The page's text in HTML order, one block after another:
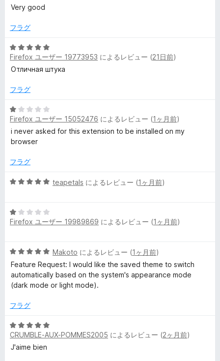
価
5
評
段
中
の
評
価
Very good
フラグ
5
段
階
5
評
価
Firefox ユーザー 19773953 によるレビュー (21日前)
Отличная штука
フラグ
5
段
階
中
の
価
Firefox ユーザー 15052476 によるレビュー (1ヶ月前)
i never asked for this extension to be installed on my
browser
フラグ
5
中
5
価
teapetals によるレビュー (1ヶ月前)
5
段
1
の
評
価
Firefox ユーザー 19989869 によるレビュー (1ヶ月前)
5
段
階
中
の
価
Makoto によるレビュー (1ヶ月前)
Feature Request: I would like the saved theme to switch
automatically based on the system's appearance mode
(dark mode or light mode).
フラグ
5
段
階
CRUMBLE-AUX-POMMES2005 によるレビュー (2ヶ月前)
J'aime bien